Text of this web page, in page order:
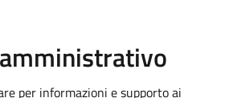
per informazioni e supporto ai